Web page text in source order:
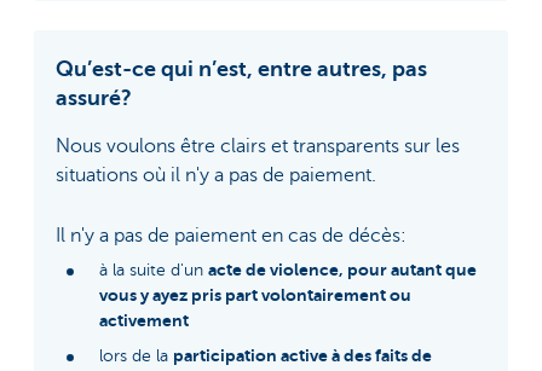
Qu’est-ce qui n’est, entre autres, pas
assuré?
Nous voulons être clairs et transparents sur les
situations où il n'y a pas de paiement.
Il n'y a pas de paiement en cas de décès:
à la suite d'un acte de violence, pour autant que
vous y ayez pris part volontairement ou
activement
lors de la participation active à des faits de